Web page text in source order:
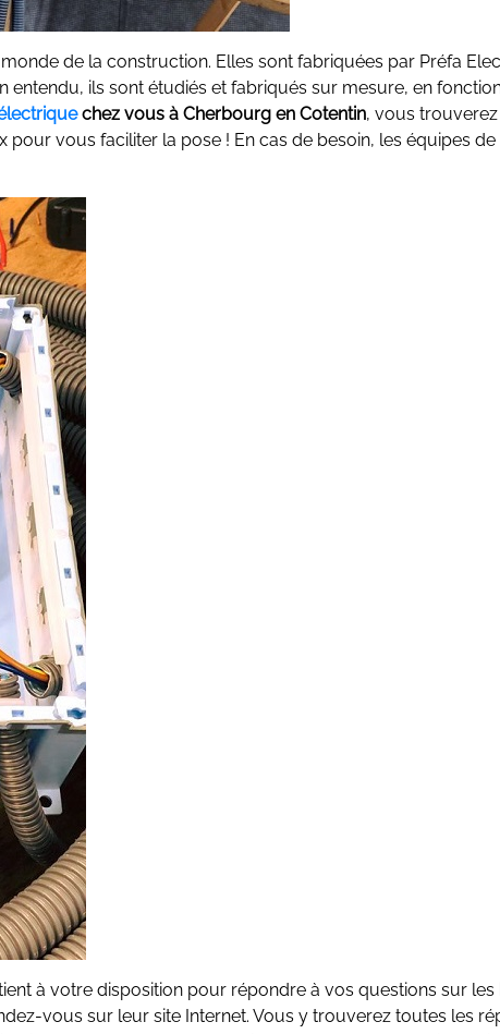
de la construction. Elles sont fabriquées par Préfa
entendu, ils sont étudiés et fabriqués sur mesure, en
chez vous à Cherbourg en Cotentin, vous
vous faciliter la pose ! En cas de besoin, les équipes de
à votre disposition pour répondre à vos questions sur les
vous sur leur site Internet. Vous y trouverez toutes les